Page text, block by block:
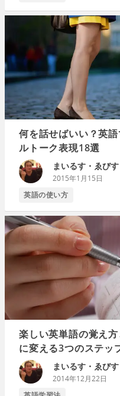
何を話せばいい？英
ルトーク表現18選
まいるす・ゑびす
2015年1月15日
英語の使い方
楽しい英単語の覚え
に変える3つのステッ
まいるす・ゑびす
2014年12月22日